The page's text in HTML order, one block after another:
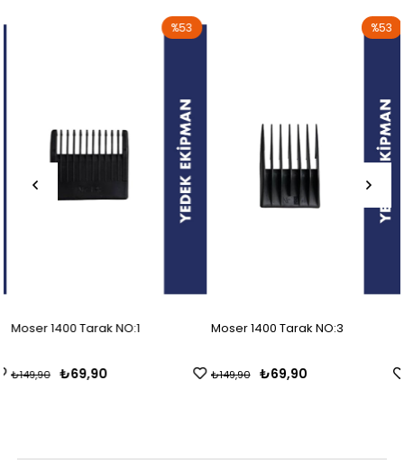
Moser 1400 Tarak NO:1
₺69,90
₺149,90
%53
Moser 1400 Tarak NO:3
₺69,90
₺149,90
%53